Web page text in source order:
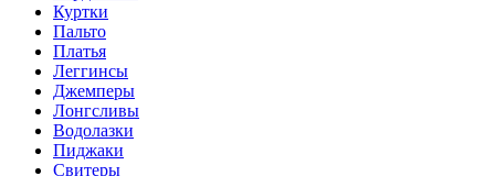
Куртки
Пальто
Платья
Леггинсы
Джемперы
Лонгсливы
Водолазки
Пиджаки
Свитеры